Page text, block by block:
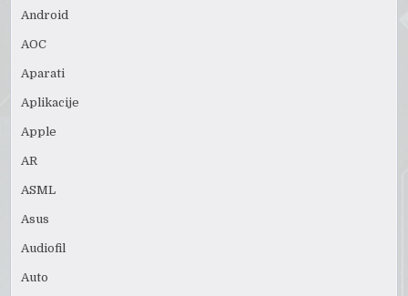
Android
AOC
Aparati
Aplikacije
Apple
AR
ASML
Asus
Audiofil
Auto